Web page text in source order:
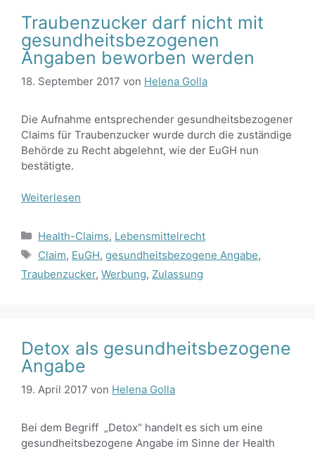
Traubenzucker darf nicht mit
gesundheitsbezogenen
Angaben beworben werden
18. September 2017 von Helena Golla
Die Aufnahme entsprechender gesundheitsbezogener
Claims für Traubenzucker wurde durch die zuständige
Behörde zu Recht abgelehnt, wie der EuGH nun
bestätigte.
Weiterlesen
Kategorien
Health-Claims, Lebensmittelrecht
Schlagwörter
Claim, EuGH, gesundheitsbezogene Angabe,
Traubenzucker, Werbung, Zulassung
Detox als gesundheitsbezogene
Angabe
19. April 2017 von Helena Golla
Bei dem Begriff „Detox“ handelt es sich um eine
gesundheitsbezogene Angabe im Sinne der Health